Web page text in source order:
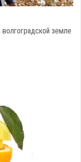
земле